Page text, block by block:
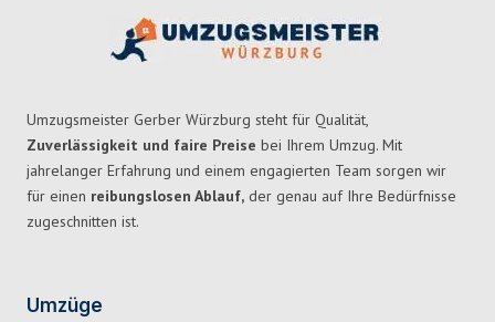
Umzugsmeister Gerber Würzburg steht für Qualität,
Zuverlässigkeit und faire Preise bei Ihrem Umzug. Mit
jahrelanger Erfahrung und einem engagierten Team sorgen wir
für einen reibungslosen Ablauf, der genau auf Ihre Bedürfnisse
zugeschnitten ist.
Umzüge